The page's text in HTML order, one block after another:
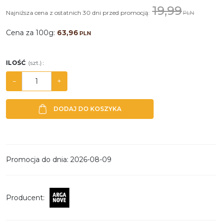
Najniższa cena z ostatnich 30 dni przed promocją: 19,99PLN
Cena za 100g: 63,96 PLN
ILOŚĆ (szt.) :
− +
DODAJ DO KOSZYKA
Promocja do dnia: 2026-08-09
Producent: